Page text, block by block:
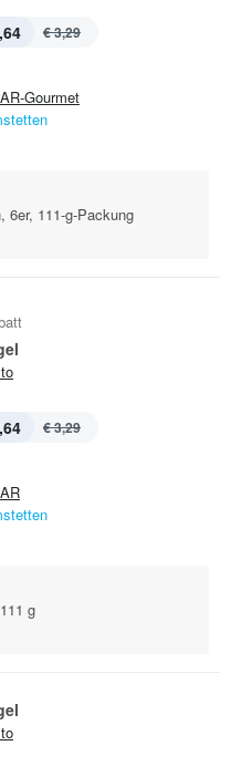
€ 3,29
Gourmet
6er, 111-g-Packung
€ 3,29
g